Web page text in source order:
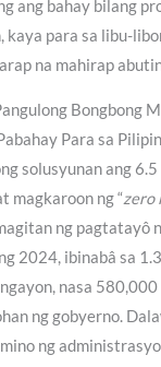
ang bahay bilang
kaya para sa libu-
na mahirap
Bongbong
Para sa
solusyunan ang
magkaroon ng “zero
ng pagtatayô
2024, ibinabâ sa
nasa 580,000
ng gobyerno.
ng